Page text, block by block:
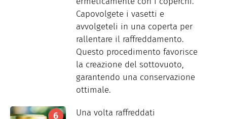
Capovolgete i vasetti e
avvolgeteli in una coperta per
rallentare il raffreddamento.
Questo procedimento favorisce
la creazione del sottovuoto,
garantendo una conservazione
ottimale.
Una volta raffreddati